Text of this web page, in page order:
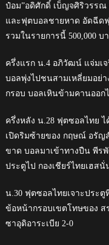
ป๋อม”อดิศักดิ์ เบ็ญจศิริวรร
และฟุตบอลชายหาด อัดฉีด
รวมในรายการนี้ 500,000 บ
ครึ่งแรก น.4 อภิวัฒน์ แจ่มเ
บอลพุ่งไปชนสามเหลี่ยมอย่
กรอบ บอลเหินข้ามคานออก
ครึ่งหลัง น.28 ฟุตซอลไทย ไ
เปิดริมซ้ายของ กฤษณ์ อรั
ขาด บอลมาเข้าทางปืน พีร
ประตูไป กองเชียร์ไทยเฮส
น.30 ฟุตซอลไทยเจาะประตู
ข้อหน้ากรอบเขตโทษของ
ซาอุดิอาระเบีย 2-0